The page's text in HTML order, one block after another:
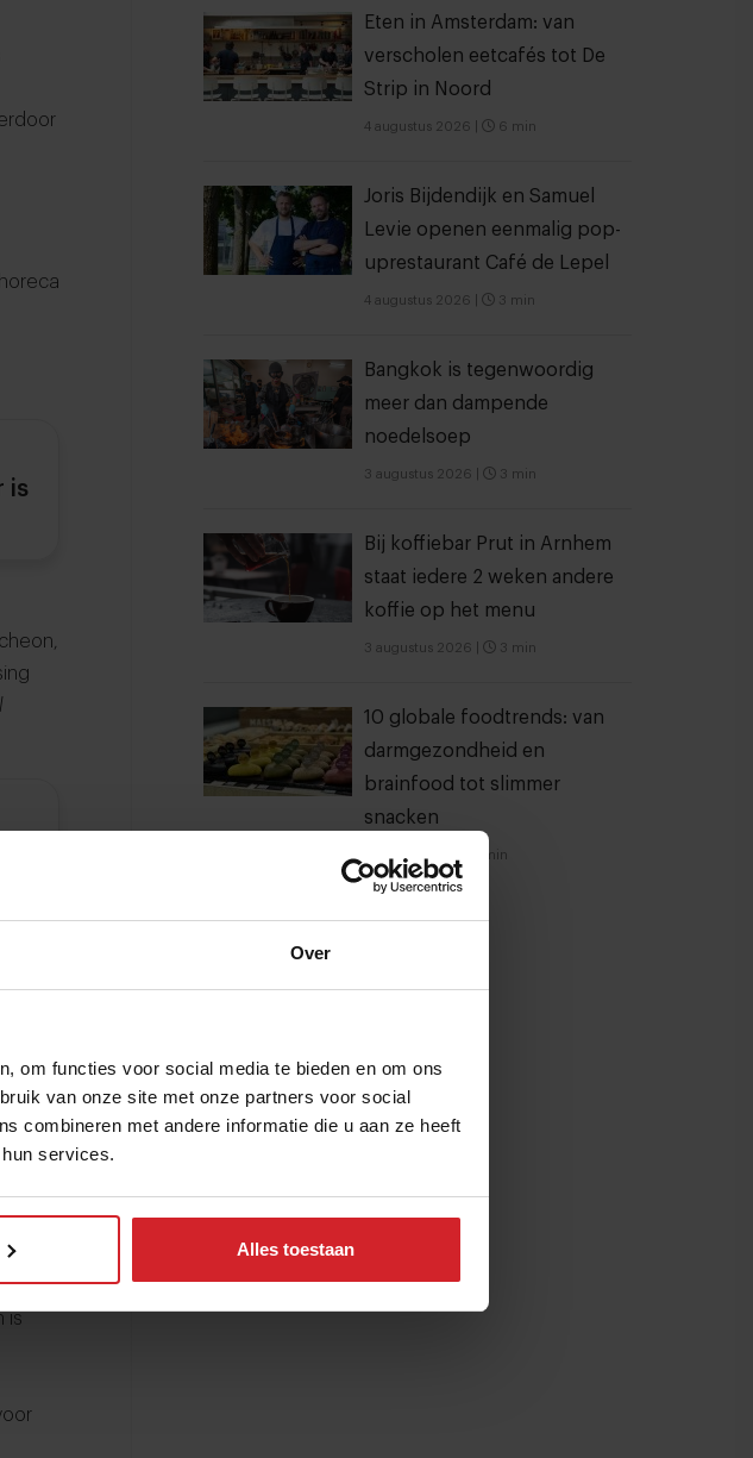
Over
om functies voor social media te bieden en om ons
van onze site met onze partners voor social
combineren met andere informatie die u aan ze heeft
services.
Alles toestaan
is
en
is
Eten in Amsterdam: van
verscholen eetcafés tot De
Strip in Noord
4 augustus 2026 6 min
Joris Bijdendijk en Samuel
Levie openen eenmalig pop-
uprestaurant Café de Lepel
4 augustus 2026 3 min
Bangkok is tegenwoordig
meer dan dampende
noedelsoep
3 augustus 2026 3 min
Bij koffiebar Prut in Arnhem
staat iedere 2 weken andere
koffie op het menu
3 augustus 2026 3 min
10 globale foodtrends: van
darmgezondheid en
brainfood tot slimmer
snacken
6 min